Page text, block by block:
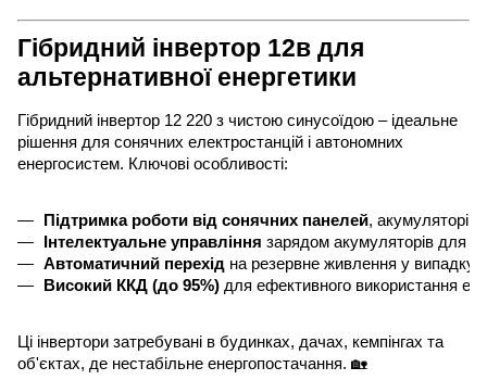
Гібридний інвертор 12в для
альтернативної енергетики
Гібридний інвертор 12 220 з чистою синусоїдою – ідеальне
рішення для сонячних електростанцій і автономних
енергосистем. Ключові особливості:
Підтримка роботи від сонячних панелей,
Інтелектуальне управління зарядом акумуляторів для
Автоматичний перехід на резервне живлення у випадку
Високий ККД (до 95%) для ефективного використання
Ці інвертори затребувані в будинках, дачах, кемпінгах та
об'єктах, де нестабільне енергопостачання. 🏡